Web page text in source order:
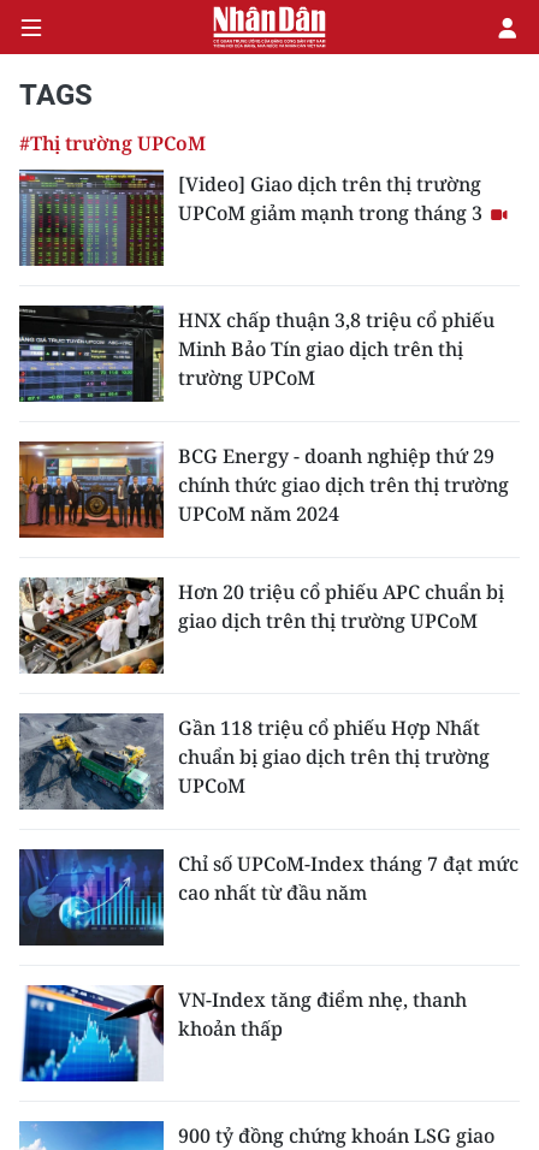
CHÍNH TRỊ
KINH TẾ
XÃ HỘI
PHÁP LUẬT
DU LỊCH
THẾ GIỚI
GIÁO DỤC
KHOA HỌC - CÔNG NGHỆ
MÔI TRƯỜNG
BẠN ĐỌC
KIỂM CHỨNG THÔNG TIN
54 DÂN TỘC VIỆT NAM
CHƯƠNG TRÌNH OCOP - MỖI XÃ
MỘT SẢN PHẨM
TAGS
#Thị trường UPCoM
[Video] Giao dịch trên thị trường
UPCoM giảm mạnh trong tháng 3
HNX chấp thuận 3,8 triệu cổ phiếu
Minh Bảo Tín giao dịch trên thị
trường UPCoM
BCG Energy - doanh nghiệp thứ 29
chính thức giao dịch trên thị trường
UPCoM năm 2024
Hơn 20 triệu cổ phiếu APC chuẩn bị
giao dịch trên thị trường UPCoM
Gần 118 triệu cổ phiếu Hợp Nhất
chuẩn bị giao dịch trên thị trường
UPCoM
Chỉ số UPCoM-Index tháng 7 đạt mức
cao nhất từ đầu năm
VN-Index tăng điểm nhẹ, thanh
khoản thấp
900 tỷ đồng chứng khoán LSG giao